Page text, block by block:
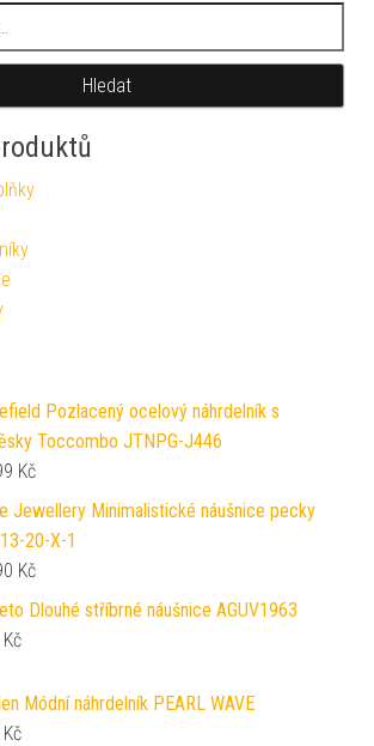
Hledat
Pozlacený ocelový náhrdelník s
Toccombo JTNPG-J446
Kč
Jewellery Minimalistické náušnice pecky
20-X-1
Kč
Dlouhé stříbrné náušnice AGUV1963
Kč
Módní náhrdelník PEARL WAVE
Kč